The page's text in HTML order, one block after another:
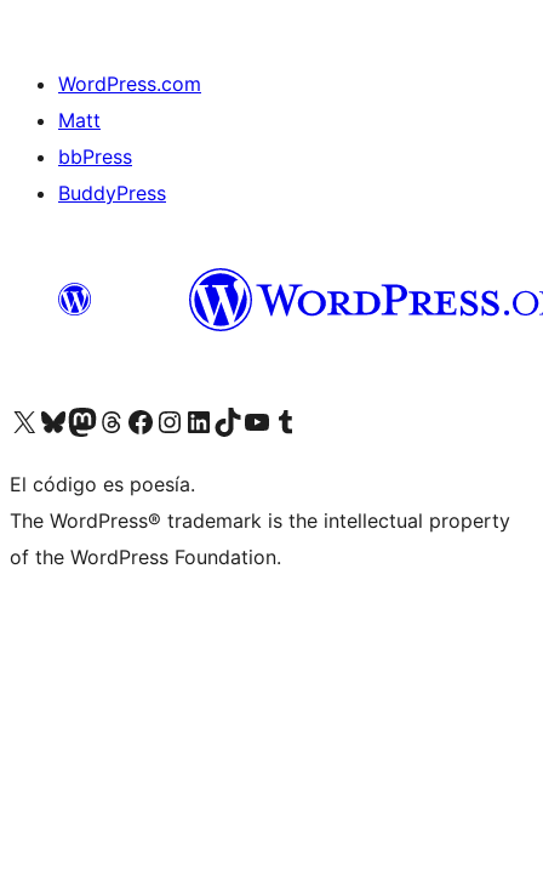
WordPress.com
Matt
bbPress
BuddyPress
Visit our X (formerly Twitter) account
Visit our Bluesky account
Visita nuestra cuenta de Twitter
Visit our Threads account
Visita nuestra página de Facebook
Visite nuestra cuenta de Instagram
Visit our LinkedIn account
Visit our TikTok account
Visit our YouTube channel
Visit our Tumblr account
El código es poesía.
The WordPress® trademark is the intellectual property
of the WordPress Foundation.